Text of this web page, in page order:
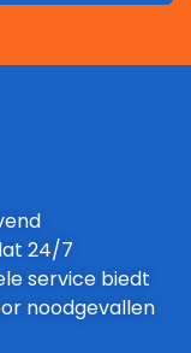
24/7
service biedt
noodgevallen